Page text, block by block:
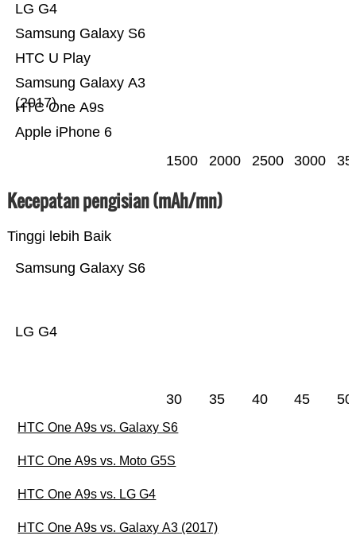
Apple iPhone 6
HTC One A9s
Samsung Galaxy A3
(2017)
HTC U Play
Samsung Galaxy S6
LG G4
1500 2000 2500 3000
Kecepatan pengisian (mAh/mn)
Tinggi lebih Baik
LG G4
Samsung Galaxy S6
30 35 40 45 50
HTC One A9s vs. Galaxy S6
HTC One A9s vs. Moto G5S
HTC One A9s vs. LG G4
HTC One A9s vs. Galaxy A3 (2017)